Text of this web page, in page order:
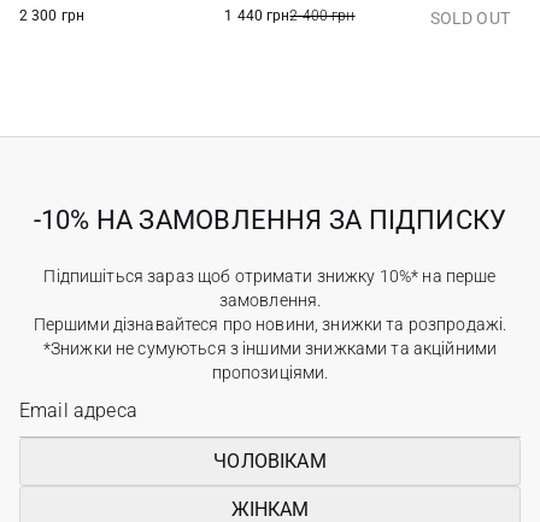
2 300 грн
1 440 грн2 400 грн SOLD OUT
-10% НА ЗАМОВЛЕННЯ ЗА ПІДПИСКУ
Підпишіться зараз щоб отримати знижку 10%* на перше
замовлення.
Першими дізнавайтеся про новини, знижки та розпродажі.
*Знижки не сумуються з іншими знижками та акційними
пропозиціями.
ЧОЛОВІКАМ
ЖІНКАМ